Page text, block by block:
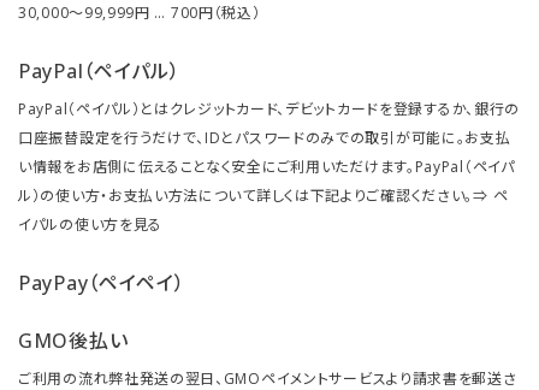
30,000～99,999円 … 700円（税込）
PayPal（ペイパル）
PayPal（ペイパル）とはクレジットカード、デビットカードを登録するか、銀行の
口座振替設定を行うだけで、IDとパスワードのみでの取引が可能に。お支払
い情報をお店側に伝えることなく安全にご利用いただけます。PayPal（ペイパ
ル）の使い方・お支払い方法について詳しくは下記よりご確認ください。⇒ ペ
イパルの使い方を見る
PayPay（ペイペイ）
GMO後払い
ご利用の流れ弊社発送の翌日、GMOペイメントサービスより請求書を郵送さ